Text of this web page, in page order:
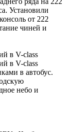
Установили
от 222
чиней и
в V-class
в V-class
в автобус.
небо и